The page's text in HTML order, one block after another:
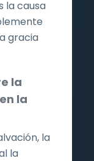
la causa
gracia
la
la
la
la